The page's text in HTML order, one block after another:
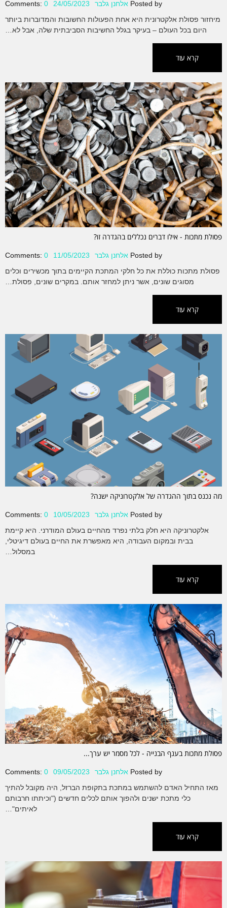
Posted by אלחנן גלבר 24/05/2023
Comments: 0
מיחזור פסולת אלקטרונית היא אחת הפעולות החשובות והמדוברות ביותר
היום בכל העולם – בעיקר בגלל החשיבות הסביבתית שלה, אבל לא…
קרא עוד
פסולת מתכות - אילו דברים נכללים בהגדרה זו?
Posted by אלחנן גלבר 11/05/2023
Comments: 0
פסולת מתכות כוללת את כל חלקי המתכת הקיימים בתוך מכשירים וכלים
מסוגים שונים, אשר ניתן למחזר אותם. במקרים שונים, פסולת…
קרא עוד
מה נכנס בתוך ההגדרה של אלקטרוניקה ישנה?
Posted by אלחנן גלבר 10/05/2023
Comments: 0
אלקטרוניקה היא חלק בלתי נפרד מהחיים בעולם המודרני. היא קיימת
בבית ובמקום העבודה, היא מאפשרת את החיים בעולם דיגיטלי,
במסלול…
קרא עוד
פסולת מתכות בענף הבנייה - לכל מסמר יש ערך...
Posted by אלחנן גלבר 09/05/2023
Comments: 0
מאז התחיל האדם להשתמש במתכת בתקופת הברזל, היה מקובל להתיך
כלי מתכת ישנים ולהפוך אותם לכלים חדשים ("וכיתתו חרבותם
לאיתים"…
קרא עוד